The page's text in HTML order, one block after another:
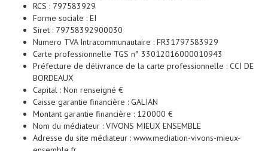
RCS : 797583929
Forme sociale : EI
Siret : 79758392900030
Numero TVA Intracommunautaire : FR31797583929
Carte professionnelle TGS n° 33012016000010943
Préfecture de délivrance de la carte professionnelle : CCI DE
BORDEAUX
Capital : Non renseigné €
Caisse garantie financière : GALIAN
Montant garantie financière : 120000 €
Nom du médiateur : VIVONS MIEUX ENSEMBLE
Adresse du site médiateur : www.mediation-vivons-mieux-